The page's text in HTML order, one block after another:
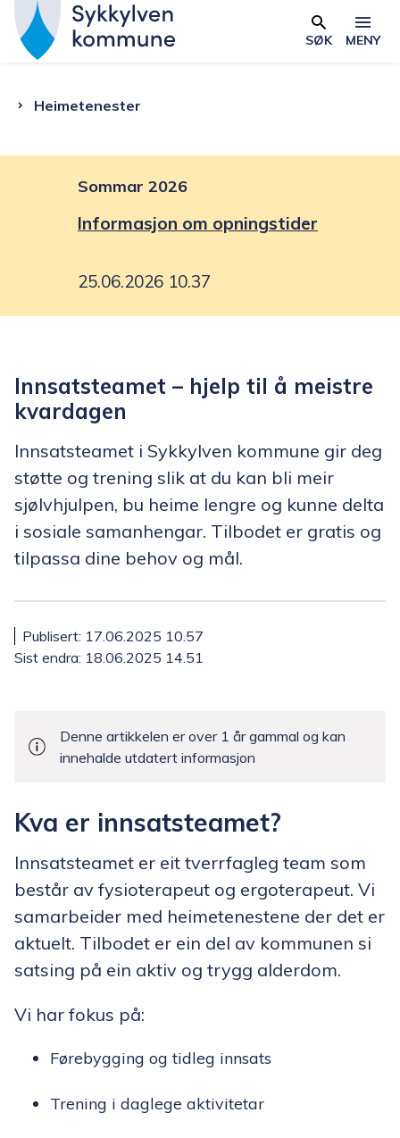
v
e
k
m
m
e
Skjema
SØK MENY
Du Heimetenester
Sommar 2026
Informasjon om opningstider
25.06.2026 10.37
Innsatsteamet – hjelp til å meistre
kvardagen
Innsatsteamet i Sykkylven kommune gir deg
støtte og trening slik at du kan bli meir
sjølvhjulpen, bu heime lengre og kunne delta
i sosiale samanhengar. Tilbodet er gratis og
tilpassa dine behov og mål.
Publisert 17.06.2025 10.57
Sist endra 18.06.2025 14.51
Denne artikkelen er over 1 år gammal og kan
innehalde utdatert informasjon
Kva er innsatsteamet?
Innsatsteamet er eit tverrfagleg team som
består av fysioterapeut og ergoterapeut. Vi
samarbeider med heimetenestene der det er
aktuelt. Tilbodet er ein del av kommunen si
satsing på ein aktiv og trygg alderdom.
Vi har fokus på:
Førebygging og tidleg innsats
Trening i daglege aktivitetar